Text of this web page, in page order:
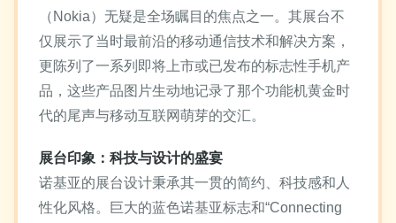
（Nokia）无疑是全场瞩目的焦点之一。其展台不
仅展示了当时最前沿的移动通信技术和解决方案，
更陈列了一系列即将上市或已发布的标志性手机产
品，这些产品图片生动地记录了那个功能机黄金时
代的尾声与移动互联网萌芽的交汇。
展台印象：科技与设计的盛宴
诺基亚的展台设计秉承其一贯的简约、科技感和人
性化风格。巨大的蓝色诺基亚标志和“Connecting